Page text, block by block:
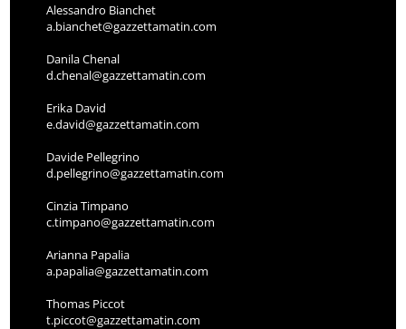
Alessandro Bianchet
a.bianchet@gazzettamatin.com
Danila Chenal
d.chenal@gazzettamatin.com
Erika David
e.david@gazzettamatin.com
Davide Pellegrino
d.pellegrino@gazzettamatin.com
Cinzia Timpano
c.timpano@gazzettamatin.com
Arianna Papalia
a.papalia@gazzettamatin.com
Thomas Piccot
t.piccot@gazzettamatin.com